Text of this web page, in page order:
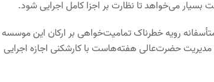
می‌خواهد تا نظارت بر اجزا کامل اجرایی شود.
رویه خطرناک تمامیت‌خواهی بر ارکان این موسسه
حضرت‌عالی هفته‌هاست با کارشکنی اجازه اجرایی